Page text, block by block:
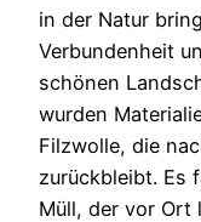
in der Natur
Verbundenheit
schönen
wurden
Filzwolle, die
zurückbleibt. Es
Müll, der vor Ort